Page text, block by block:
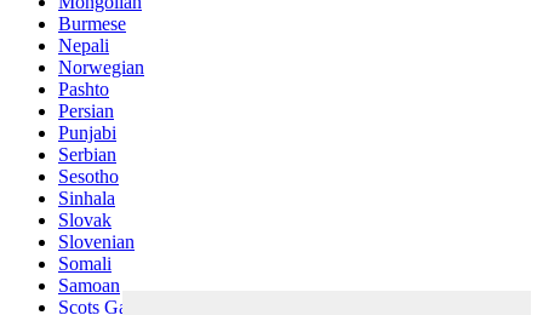
Burmese
Nepali
Norwegian
Pashto
Persian
Punjabi
Serbian
Sesotho
Sinhala
Slovak
Slovenian
Somali
Samoan
Scots Gaelic